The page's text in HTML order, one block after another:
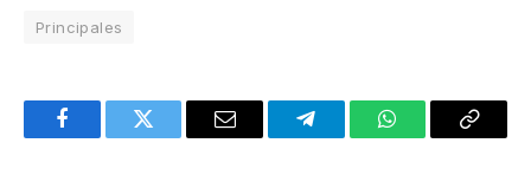
Principales
FacebookTwitter Email TelegramWhatsAppCopy